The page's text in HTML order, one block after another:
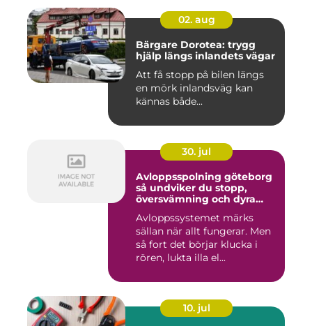
02. aug
Bärgare Dorotea: trygg
hjälp längs inlandets vägar
Att få stopp på bilen längs
en mörk inlandsväg kan
kännas både...
30. jul
Avloppsspolning göteborg
så undviker du stopp,
översvämning och dyra
Avloppssystemet märks
sällan när allt fungerar. Men
så fort det börjar klucka i
rören, lukta illa el...
10. jul